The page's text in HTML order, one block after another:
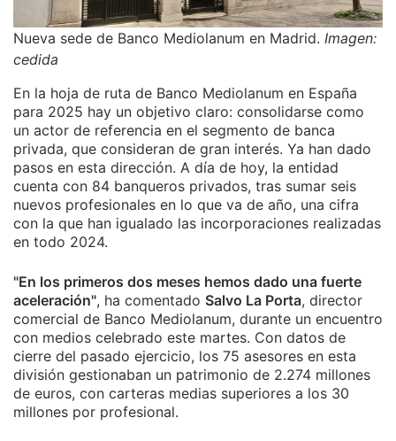
Nueva sede de Banco Mediolanum en Madrid. Imagen:
cedida
En la hoja de ruta de Banco Mediolanum en España
para 2025 hay un objetivo claro: consolidarse como
un actor de referencia en el segmento de banca
privada, que consideran de gran interés. Ya han dado
pasos en esta dirección. A día de hoy, la entidad
cuenta con 84 banqueros privados, tras sumar seis
nuevos profesionales en lo que va de año, una cifra
con la que han igualado las incorporaciones realizadas
en todo 2024.
"En los primeros dos meses hemos dado una fuerte
aceleración", ha comentado Salvo La Porta, director
comercial de Banco Mediolanum, durante un encuentro
con medios celebrado este martes. Con datos de
cierre del pasado ejercicio, los 75 asesores en esta
división gestionaban un patrimonio de 2.274 millones
de euros, con carteras medias superiores a los 30
millones por profesional.